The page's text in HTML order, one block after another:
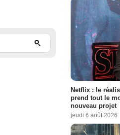
Netflix : le
prend tout le
nouveau projet
jeudi 6 août 2026